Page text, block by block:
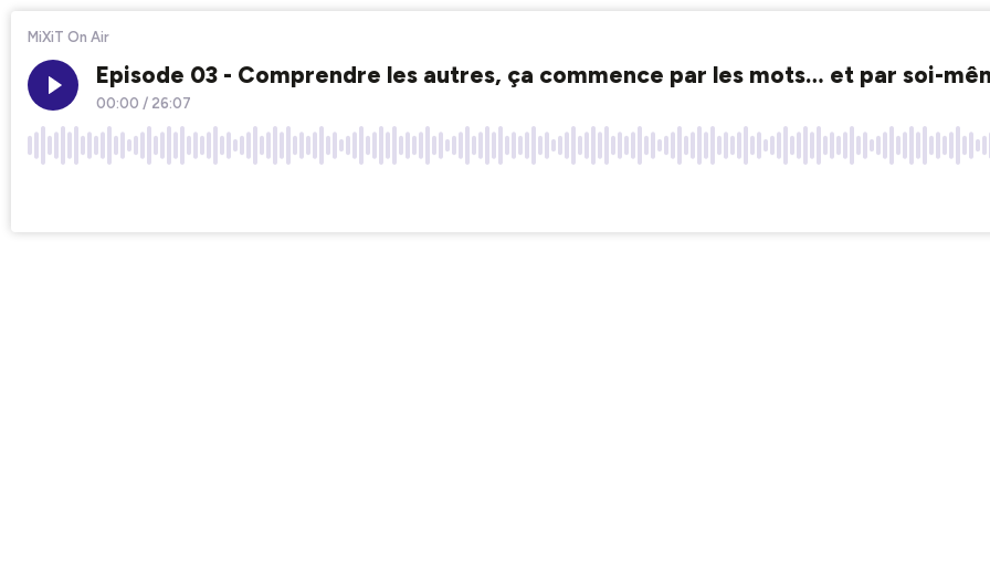
MiXiT On Air
Episode 03 - Comprendre les autres, ça commence par les mots… et par soi-
00:00 / 26:07